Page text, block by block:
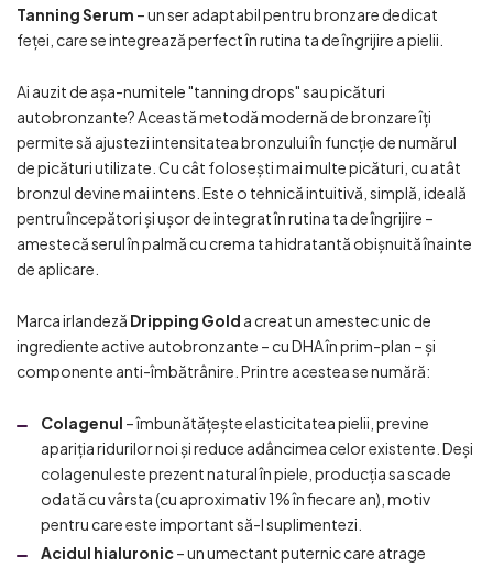
Tanning Serum – un ser adaptabil pentru bronzare dedicat
feței, care se integrează perfect în rutina ta de îngrijire a pielii.
Ai auzit de așa-numitele"tanning drops"sau picături
autobronzante? Această metodă modernă de bronzare îți
permite să ajustezi intensitatea bronzului în funcție de numărul
de picături utilizate. Cu cât folosești mai multe picături, cu atât
bronzul devine mai intens. Este o tehnică intuitivă, simplă, ideală
pentru începători și ușor de integrat în rutina ta de îngrijire –
amestecă serul în palmă cu crema ta hidratantă obișnuită înainte
de aplicare.
Marca irlandeză Dripping Gold a creat un amestec unic de
ingrediente active autobronzante – cu DHA în prim-plan – și
componente anti-îmbătrânire. Printre acestea se numără:
Colagenul – îmbunătățește elasticitatea pielii, previne
apariția ridurilor noi și reduce adâncimea celor existente. Deși
colagenul este prezent natural în piele, producția sa scade
odată cu vârsta (cu aproximativ 1% în fiecare an), motiv
pentru care este important să-l suplimentezi.
Acidul hialuronic– un umectant puternic care atrage